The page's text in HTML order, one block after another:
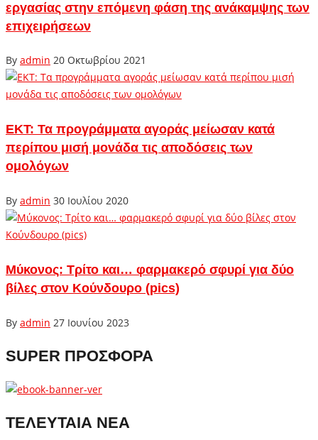
εργασίας στην επόμενη φάση της ανάκαμψης των
επιχειρήσεων
By admin 20 Οκτωβρίου 2021
ΕΚΤ: Τα προγράμματα αγοράς μείωσαν κατά
περίπου μισή μονάδα τις αποδόσεις των
ομολόγων
By admin 30 Ιουλίου 2020
Μύκονος: Τρίτο και… φαρμακερό σφυρί για δύο
βίλες στον Κούνδουρο (pics)
By admin 27 Ιουνίου 2023
SUPER ΠΡΟΣΦΟΡΑ
ΤΕΛΕΥΤΑΙΑ ΝΕΑ